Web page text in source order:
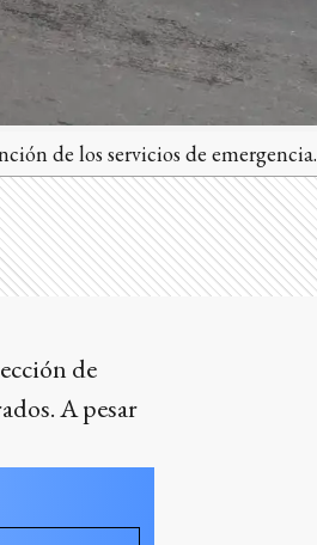
de los servicios de emergencia.
de
A pesar